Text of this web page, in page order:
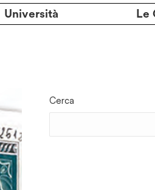
Università Le
Cerca